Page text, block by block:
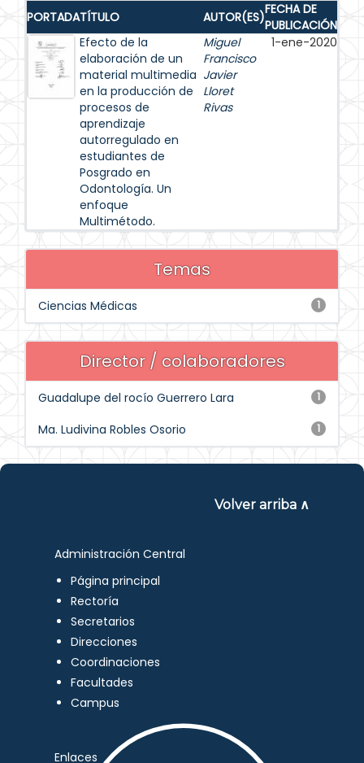
PORTADATÍTULO AUTOR(ES)FECHA DE
PUBLICACIÓN
Efecto de la
elaboración de un
material multimedia
en la producción de
procesos de
aprendizaje
autorregulado en
estudiantes de
Posgrado en
Odontología. Un
enfoque
Multimétodo.
Miguel
Francisco
Javier
Lloret
Rivas
1-ene-2020
Temas
1
Ciencias Médicas
Director / colaboradores
1
Guadalupe del rocío Guerrero Lara
1
Ma. Ludivina Robles Osorio
Volver arriba ∧
Administración Central
Página principal
Rectoría
Secretarios
Direcciones
Coordinaciones
Facultades
Campus
Enlaces